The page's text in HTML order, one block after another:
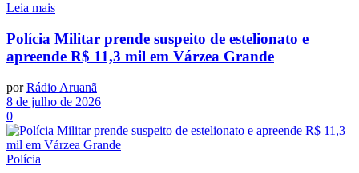
Leia mais
Polícia Militar prende suspeito de estelionato e
apreende R$ 11,3 mil em Várzea Grande
por Rádio Aruanã
8 de julho de 2026
0
Polícia